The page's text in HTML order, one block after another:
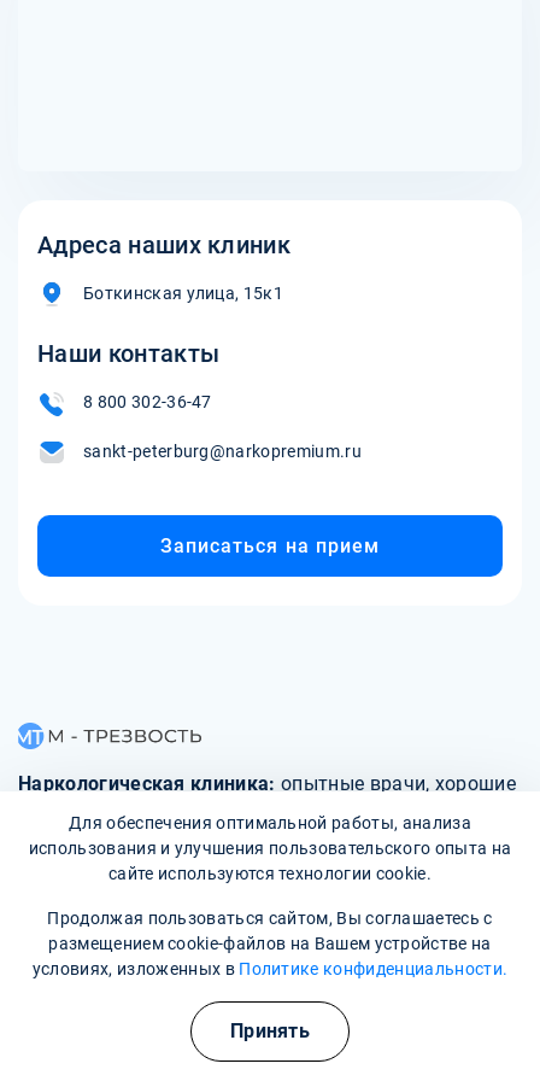
Адреса наших клиник
Боткинская улица, 15к1
Наши контакты
8 800 302-36-47
sankt-peterburg@narkopremium.ru
Записаться на прием
Наркологическая клиника: опытные врачи, хорошие
условия и гарантия анонимности
Свяжитесь с нами
О клинике
Для обеспечения оптимальной работы, анализа
использования и улучшения пользовательского опыта на
сайте используются технологии cookie.
Продолжая пользоваться сайтом, Вы соглашаетесь с
размещением cookie-файлов на Вашем устройстве на
условиях, изложенных в Политике конфиденциальности.
Принять